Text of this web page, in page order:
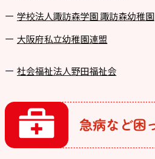
学校法⼈諏訪森学園 諏訪森幼稚園
⼤阪府私⽴幼稚園連盟
社会福祉法人野田福祉会